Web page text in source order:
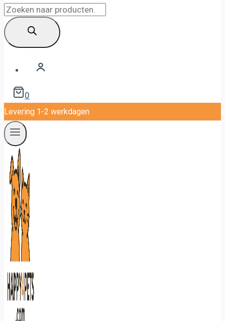
Producten
zoeken
0
Levering 1-2 werkdagen